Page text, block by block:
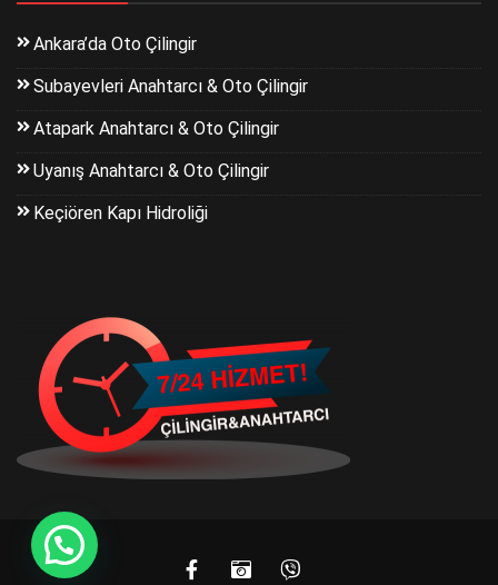
Ankara’da Oto Çilingir
Subayevleri Anahtarcı & Oto Çilingir
Atapark Anahtarcı & Oto Çilingir
Uyanış Anahtarcı & Oto Çilingir
Keçiören Kapı Hidroliği